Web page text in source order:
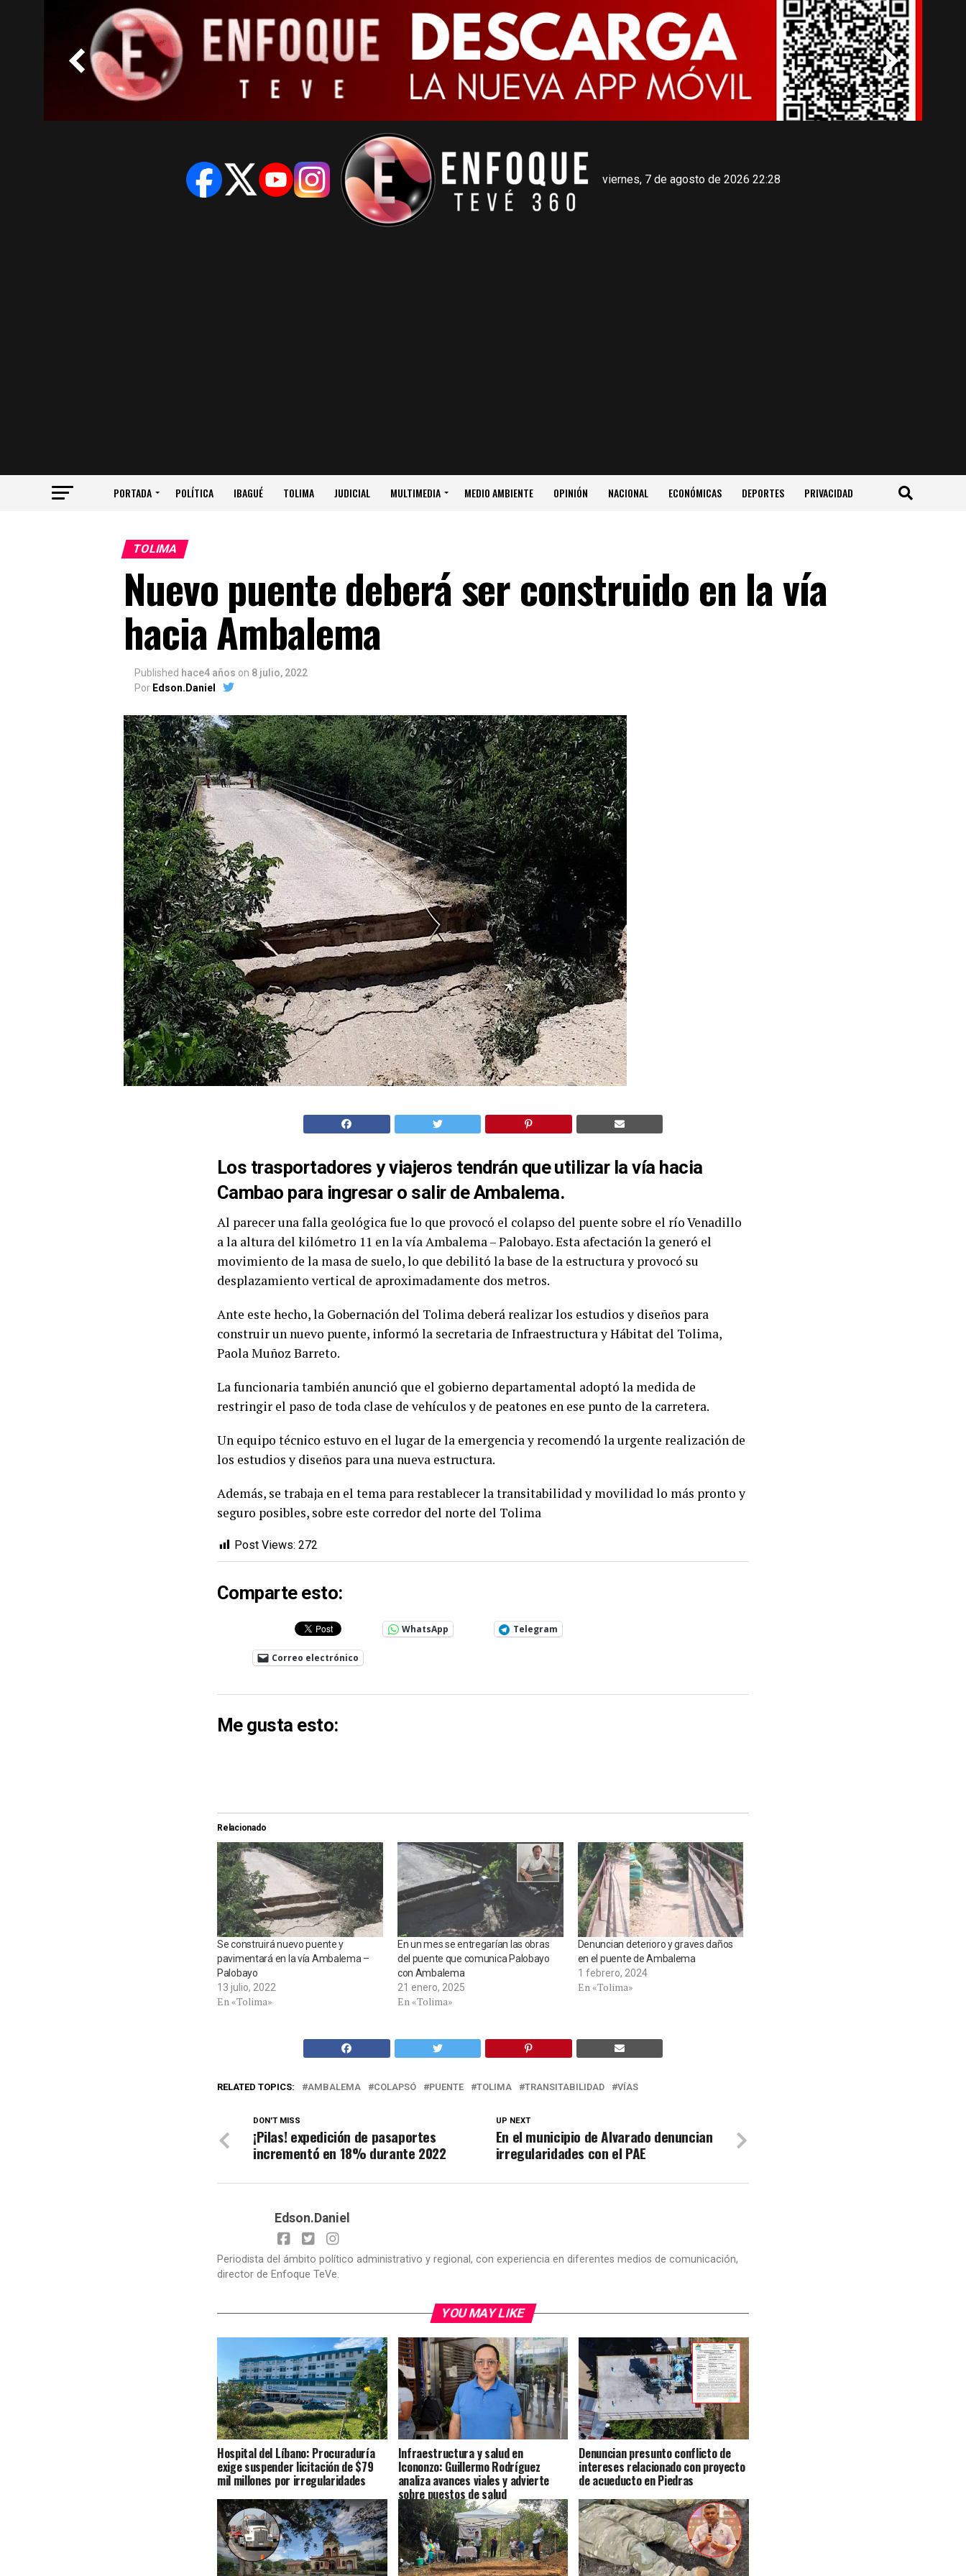
viernes, 7 de agosto de 2026 22:28
PORTADA POLÍTICA IBAGUÉ TOLIMA JUDICIAL MULTIMEDIA MEDIO AMBIENTE OPINIÓN NACIONAL ECONÓMICAS DEPORTES PRIVACIDAD
TOLIMA
Nuevo puente deberá ser construido en la vía
hacia Ambalema
Published hace4 años on 8 julio, 2022
Por Edson.Daniel
Los trasportadores y viajeros tendrán que utilizar la vía hacia
Cambao para ingresar o salir de Ambalema.
Al parecer una falla geológica fue lo que provocó el colapso del puente sobre el río Venadillo
a la altura del kilómetro 11 en la vía Ambalema – Palobayo. Esta afectación la generó el
movimiento de la masa de suelo, lo que debilitó la base de la estructura y provocó su
desplazamiento vertical de aproximadamente dos metros.
Ante este hecho, la Gobernación del Tolima deberá realizar los estudios y diseños para
construir un nuevo puente, informó la secretaria de Infraestructura y Hábitat del Tolima,
Paola Muñoz Barreto.
La funcionaria también anunció que el gobierno departamental adoptó la medida de
restringir el paso de toda clase de vehículos y de peatones en ese punto de la carretera.
Un equipo técnico estuvo en el lugar de la emergencia y recomendó la urgente realización de
los estudios y diseños para una nueva estructura.
Además, se trabaja en el tema para restablecer la transitabilidad y movilidad lo más pronto y
seguro posibles, sobre este corredor del norte del Tolima
Post Views: 272
Comparte esto:
WhatsApp Telegram
Correo electrónico
Me gusta esto:
Relacionado
Se construirá nuevo puente y
pavimentará en la vía Ambalema –
Palobayo
13 julio, 2022
En «Tolima»
En un mes se entregarían las obras
del puente que comunica Palobayo
con Ambalema
21 enero, 2025
En «Tolima»
Denuncian deterioro y graves daños
en el puente de Ambalema
1 febrero, 2024
En «Tolima»
RELATED TOPICS: AMBALEMA COLAPSÓ PUENTE TOLIMA TRANSITABILIDAD VÍAS
UP NEXT
En el municipio de Alvarado denuncian
irregularidades con el PAE
DON'T MISS
¡Pilas! expedición de pasaportes
incrementó en 18% durante 2022
Edson.Daniel
Periodista del ámbito político administrativo y regional, con experiencia en diferentes medios de comunicación,
director de Enfoque TeVe.
YOU MAY LIKE
Hospital del Líbano: Procuraduría
exige suspender licitación de $79
mil millones por irregularidades
Infraestructura y salud en
Icononzo: Guillermo Rodríguez
analiza avances viales y advierte
sobre puestos de salud
Denuncian presunto conflicto de
intereses relacionado con proyecto
de acueducto en Piedras